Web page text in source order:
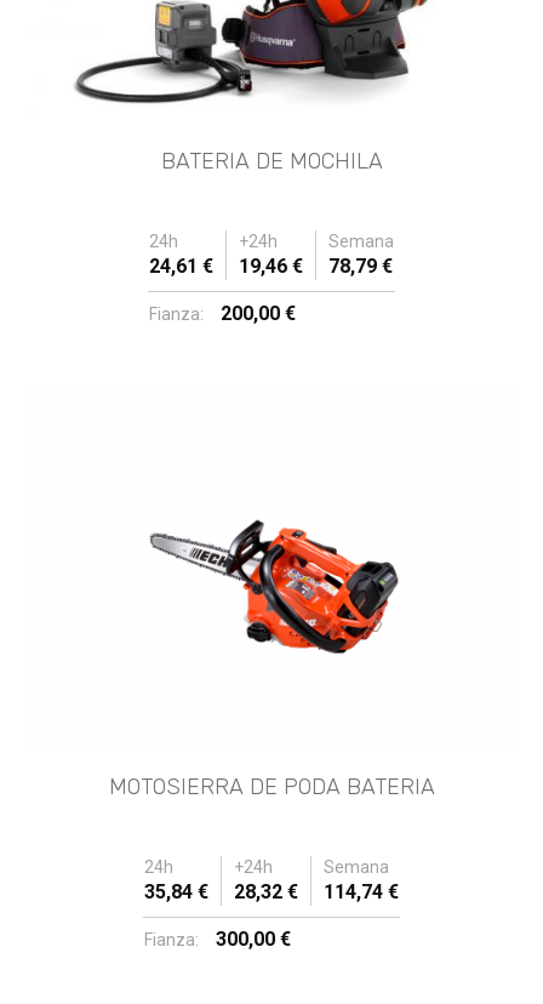
BATERIA DE MOCHILA
24h +24h Semana
24,61 € 19,46 € 78,79 €
Fianza: 200,00 €
MOTOSIERRA DE PODA BATERIA
24h +24h Semana
35,84 € 28,32 € 114,74 €
Fianza: 300,00 €